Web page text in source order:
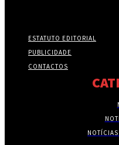
ESTATUTO EDITORIAL
PUBLICIDADE
CONTACTOS